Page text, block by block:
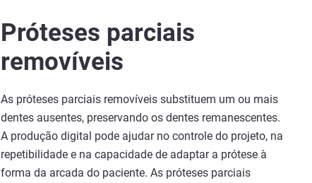
Próteses parciais
removíveis
As próteses parciais removíveis substituem um ou mais
dentes ausentes, preservando os dentes remanescentes.
A produção digital pode ajudar no controle do projeto, na
repetibilidade e na capacidade de adaptar a prótese à
forma da arcada do paciente. As próteses parciais